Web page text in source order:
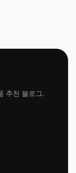
추천 블로그.